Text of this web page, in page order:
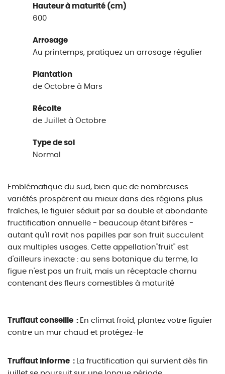
Hauteur à maturité (cm)
600
Arrosage
Au printemps, pratiquez un arrosage régulier
Plantation
de Octobre à Mars
Récolte
de Juillet à Octobre
Type de sol
Normal
Emblématique du sud, bien que de nombreuses
variétés prospèrent au mieux dans des régions plus
fraîches, le figuier séduit par sa double et abondante
fructification annuelle - beaucoup étant bifères -
autant qu'il ravit nos papilles par son fruit succulent
aux multiples usages. Cette appellation"fruit" est
d'ailleurs inexacte : au sens botanique du terme, la
figue n'est pas un fruit, mais un réceptacle charnu
contenant des fleurs comestibles à maturité
Truffaut conseille : En climat froid, plantez votre figuier
contre un mur chaud et protégez-le
Truffaut informe : La fructification qui survient dès fin